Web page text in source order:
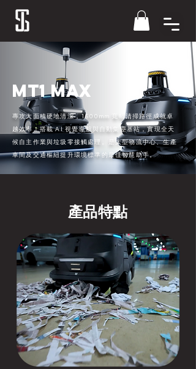
MT1 MAX
專攻大面積硬地清潔，1500mm 寬幅清掃路徑成就卓
越效率！搭載 AI 視覺導航與自動集塵基站，實現全天
候自主作業與垃圾零接觸處理。是大型物流中心、生產
車間及交通樞紐提升環境標準的最佳智慧助手。
​產品特點